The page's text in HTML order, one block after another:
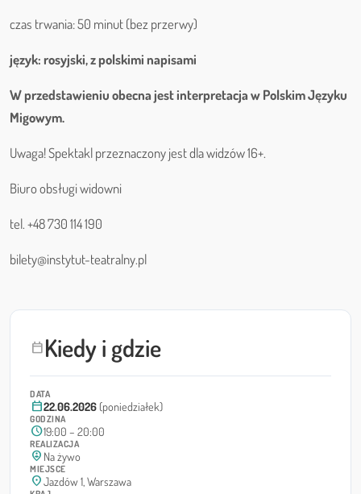
calendar_todayKiedy i gdzie
DATA
calendar_today22.06.2026 (poniedziałek)
GODZINA
schedule19:00 – 20:00
REALIZACJA
person_pin_circle Na żywo
MIEJSCE
location_onJazdów 1, Warszawa
czas trwania: 50 minut (bez przerwy)
język: rosyjski, z polskimi napisami
W przedstawieniu obecna jest interpretacja w Polskim Języku
Migowym.
Uwaga! Spektakl przeznaczony jest dla widzów 16+.
Biuro obsługi widowni
tel. +48 730 114 190
bilety@instytut-teatralny.pl